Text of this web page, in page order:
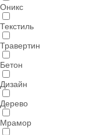
Оникс
Текстиль
Травертин
Бетон
Дизайн
Дерево
Мрамор